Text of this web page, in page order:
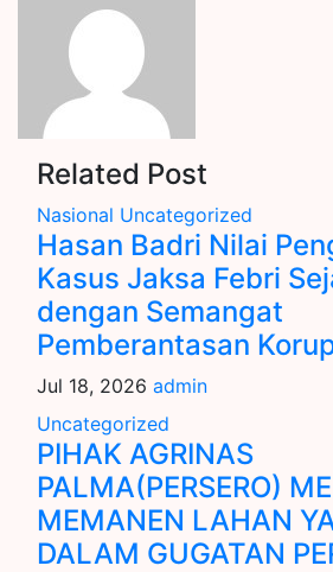
Related Post
Nasional Uncategorized
Hasan Badri Nilai
Kasus Jaksa Febri
dengan Semangat
Pemberantasan
Jul 18, 2026 admin
Uncategorized
PIHAK AGRINAS
PALMA(PERSERO)
MEMANEN LAHAN
DALAM GUGATAN